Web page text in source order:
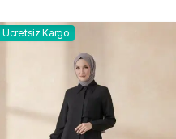
Ücretsiz Kargo